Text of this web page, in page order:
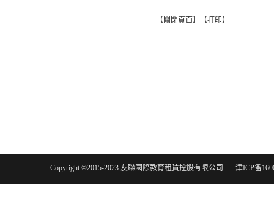
【 關閉頁面】【打印】
Copyright ©2015-2023 友聯國際教育租賃控股有限公司 津ICP备